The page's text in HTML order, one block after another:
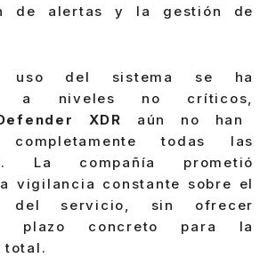
de alertas y la gestión de
uso del sistema se ha
a niveles no críticos,
XDR aún no han
completamente todas las
La compañía prometió
vigilancia constante sobre el
del servicio, sin ofrecer
plazo concreto para la
total.